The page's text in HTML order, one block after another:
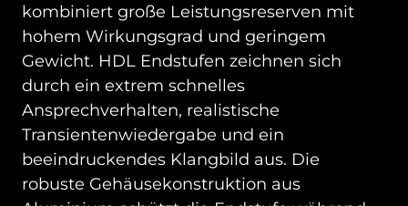
kombiniert große Leistungsreserven mit
hohem Wirkungsgrad und geringem
Gewicht. HDL Endstufen zeichnen sich
durch ein extrem schnelles
Ansprechverhalten, realistische
Transientenwiedergabe und ein
beeindruckendes Klangbild aus. Die
robuste Gehäusekonstruktion aus